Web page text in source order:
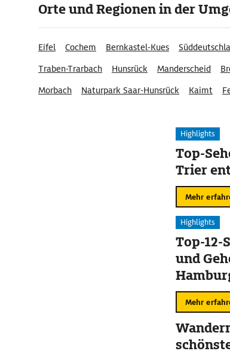
Orte und Regionen in der
Eifel Cochem Bernkastel-Kues
Traben-Trarbach
Hunsrück Manderscheid
Morbach
Naturpark Saar-Hunsrück Kaimt
Highlights
Top-
Trier
Mehr
Highlights
Top-12-
und
Mehr